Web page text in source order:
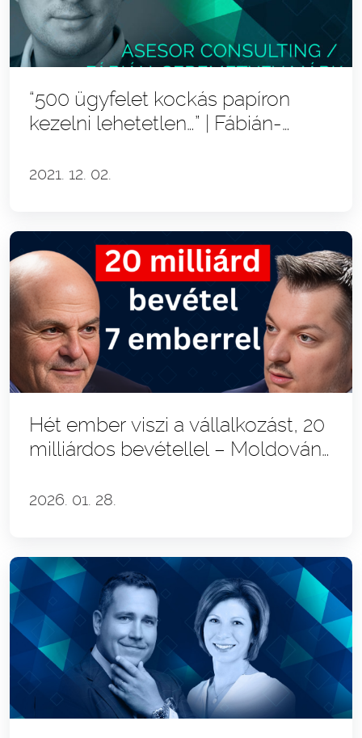
“500 ügyfelet kockás papíron
kezelni lehetetlen…” | Fábián-
story
2021. 12. 02.
Hét ember viszi a vállalkozást, 20
milliárdos bevétellel – Moldován
2026. 01. 28.